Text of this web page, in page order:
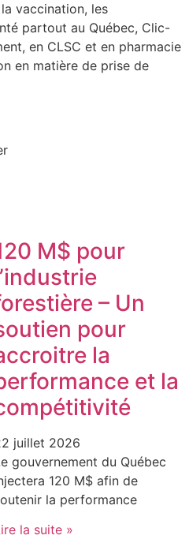
vaccination, les
partout au Québec, Clic-
en CLSC et en pharmacie
en matière de prise de
M$ pour
– Un
pour
la
et la
juillet 2026
gouvernement du Québec
120 M$ afin de
la performance
la suite »